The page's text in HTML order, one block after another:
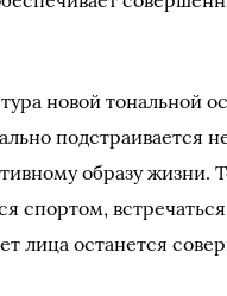
новой тональной
подстраивается
образу жизни.
спортом,
лица останется